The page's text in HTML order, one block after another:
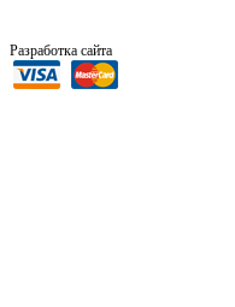
Разработка сайта